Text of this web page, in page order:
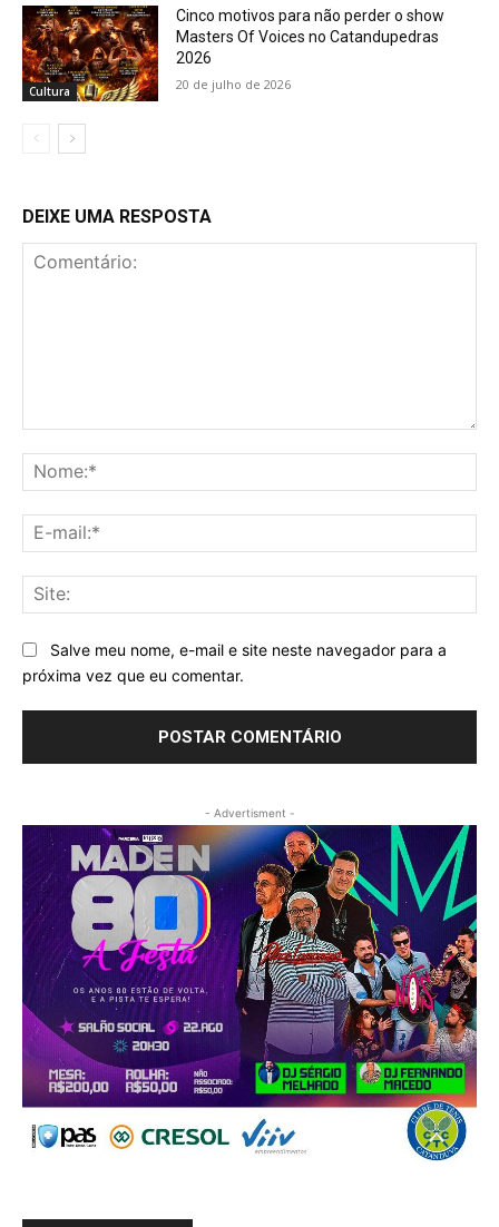
Cultura
Cinco motivos para não perder o show
Masters Of Voices no Catandupedras
2026
20 de julho de 2026
DEIXE UMA RESPOSTA
Salve meu nome, e-mail e site neste navegador para a
próxima vez que eu comentar.
- Advertisment -